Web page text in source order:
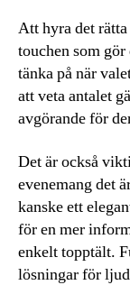
Att hyra det
touchen som
tänka på när
att veta antalet
avgörande för
Det är också
evenemang det
kanske ett
för en mer
enkelt topptält.
lösningar för